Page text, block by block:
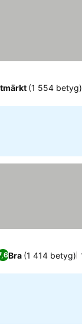
(1 554 betyg)
Bra (1 414 betyg)